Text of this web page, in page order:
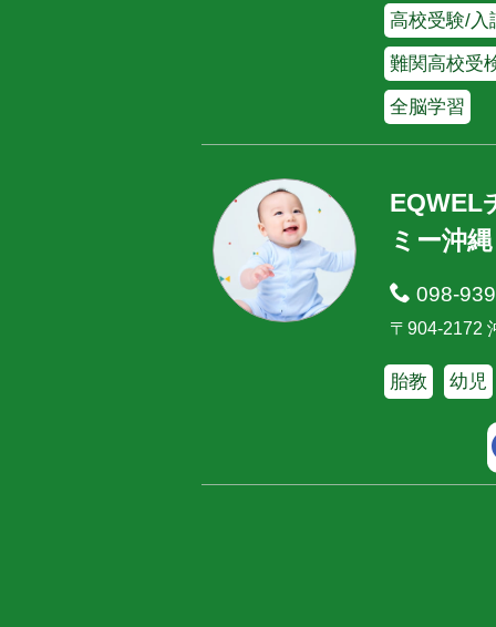
高校受験/入
難関高校受
全脳学習
EQWEL
ミー沖
098-
〒904-2172
胎教 幼児